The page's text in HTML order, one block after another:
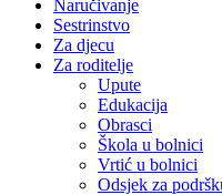
Naručivanje
Sestrinstvo
Za djecu
Za roditelje
Upute
Edukacija
Obrasci
Škola u bolnici
Vrtić u bolnici
Odsjek za